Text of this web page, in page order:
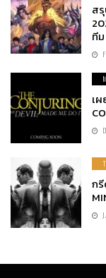
ส
ทีม
เ
ก